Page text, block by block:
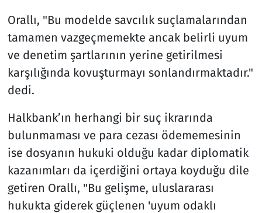
Orallı, "Bu modelde savcılık suçlamalarından
tamamen vazgeçmemekte ancak belirli uyum
ve denetim şartlarının yerine getirilmesi
karşılığında kovuşturmayı sonlandırmaktadır."
dedi.
Halkbank’ın herhangi bir suç ikrarında
bulunmaması ve para cezası ödememesinin
ise dosyanın hukuki olduğu kadar diplomatik
kazanımları da içerdiğini ortaya koyduğu dile
getiren Orallı, "Bu gelişme, uluslararası
hukukta giderek güçlenen 'uyum odaklı